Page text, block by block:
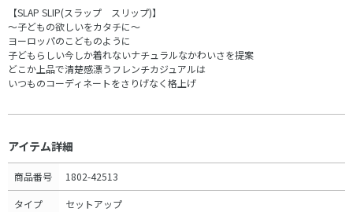
【SLAP SLIP(スラップ スリップ)】
～子どもの欲しいをカタチに～
ヨーロッパのこどものように
子どもらしい今しか着れないナチュラルなかわいさを提案
どこか上品で清楚感漂うフレンチカジュアルは
いつものコーディネートをさりげなく格上げ
アイテム詳細
商品番号 1802-42513
タイプ セットアップ